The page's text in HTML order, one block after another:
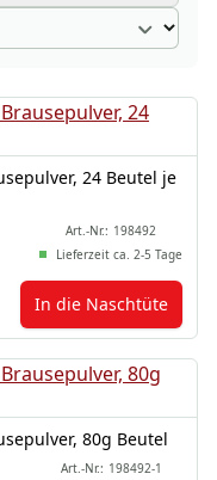
24 Beutel je
Art.-Nr.: 198492
Lieferzeit ca. 2-5 Tage
In die Naschtüte
80g Beutel
Art.-Nr.: 198492-1